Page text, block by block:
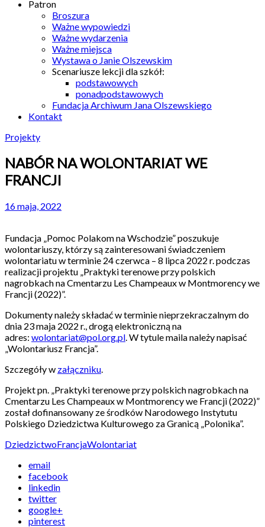
Patron
Broszura
Ważne wypowiedzi
Ważne wydarzenia
Ważne miejsca
Wystawa o Janie Olszewskim
Scenariusze lekcji dla szkół:
podstawowych
ponadpodstawowych
Fundacja Archiwum Jana Olszewskiego
Kontakt
Projekty
NABÓR NA WOLONTARIAT WE
FRANCJI
16 maja, 2022
Fundacja „Pomoc Polakom na Wschodzie” poszukuje
wolontariuszy, którzy są zainteresowani świadczeniem
wolontariatu w terminie 24 czerwca – 8 lipca 2022 r. podczas
realizacji projektu „Praktyki terenowe przy polskich
nagrobkach na Cmentarzu Les Champeaux w Montmorency we
Francji (2022)”.
Dokumenty należy składać w terminie nieprzekraczalnym do
dnia 23 maja 2022 r., drogą elektroniczną na
adres: wolontariat@pol.org.pl. W tytule maila należy napisać
„Wolontariusz Francja”.
Szczegóły w załączniku.
Projekt pn. „Praktyki terenowe przy polskich nagrobkach na
Cmentarzu Les Champeaux w Montmorency we Francji (2022)”
został dofinansowany ze środków Narodowego Instytutu
Polskiego Dziedzictwa Kulturowego za Granicą „Polonika”.
DziedzictwoFrancjaWolontariat
email
facebook
linkedin
twitter
google+
pinterest